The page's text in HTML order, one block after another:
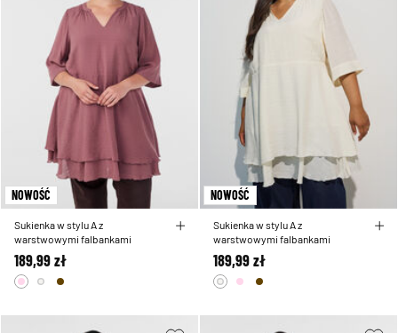
NOWOŚĆ
Sukienka w stylu A z
warstwowymi falbankami
189,99 zł
NOWOŚĆ
Sukienka w stylu A z
warstwowymi falbankami
189,99 zł